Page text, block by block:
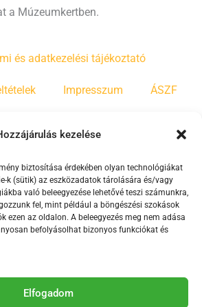
kezelése
biztosítása érdekében olyan technológiákat
k (sütik) az eszközadatok tárolására és/vagy
való beleegyezése lehetővé teszi számunkra,
fel, mint például a böngészési szokások
ezen az oldalon. A beleegyezés meg nem adása
befolyásolhat bizonyos funkciókat és
Elfogadom
a Múzeumkertben.
és adatkezelési tájékoztató
Impresszum ÁSZF
tevékenységét a
Média Mecenatúra program